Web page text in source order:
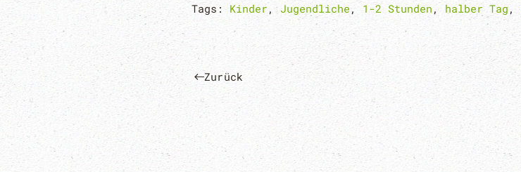
Tags: Kinder , Jugendliche, 1-2 Stunden , halber Tag,
Zurück